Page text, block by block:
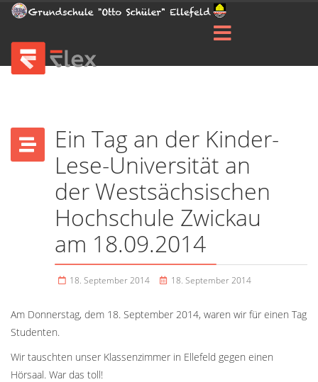
Ein Tag an der Kinder-
Lese-Universität an
der Westsächsischen
Hochschule Zwickau
am 18.09.2014
18. September 2014 18. September 2014
Am Donnerstag, dem 18. September 2014, waren wir für einen Tag
Studenten.
Wir tauschten unser Klassenzimmer in Ellefeld gegen einen
Hörsaal. War das toll!